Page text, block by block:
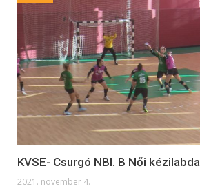
KVSE- Csurgó NBI. B Női kézilabda
2021. november 4.